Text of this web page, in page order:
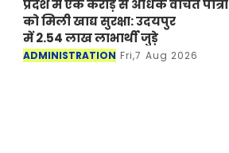
प्रदेश में एक करोड़ से अधिक वंचित पात्रों
को मिली खाद्य सुरक्षा: उदयपुर
में 2.54 लाख लाभार्थी जुड़े
ADMINISTRATION Fri,7 Aug 2026